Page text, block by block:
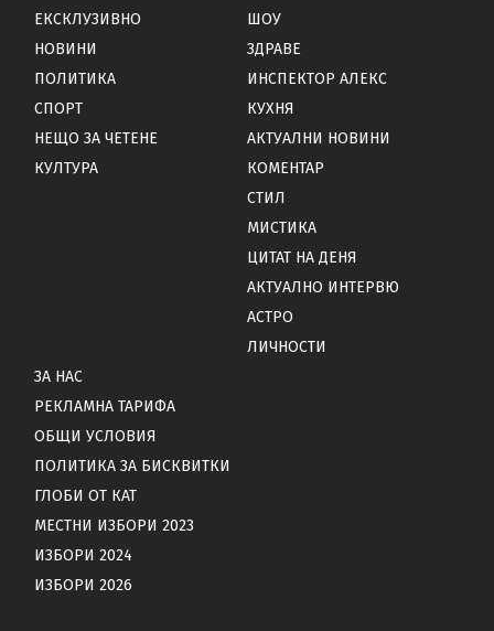
ЕКСКЛУЗИВНО
НОВИНИ
ПОЛИТИКА
СПОРТ
НЕЩО ЗА ЧЕТЕНЕ
КУЛТУРА
ШОУ
ЗДРАВЕ
ИНСПЕКТОР АЛЕКС
КУХНЯ
АКТУАЛНИ НОВИНИ
КОМЕНТАР
СТИЛ
МИСТИКА
ЦИТАТ НА ДЕНЯ
АКТУАЛНО ИНТЕРВЮ
АСТРО
ЛИЧНОСТИ
ЗА НАС
РЕКЛАМНА ТАРИФА
ОБЩИ УСЛОВИЯ
ПОЛИТИКА ЗА БИСКВИТКИ
ГЛОБИ ОТ КАТ
МЕСТНИ ИЗБОРИ 2023
ИЗБОРИ 2024
ИЗБОРИ 2026